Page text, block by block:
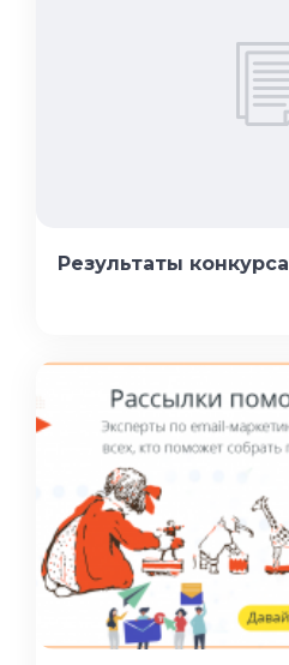
Результаты конкурса